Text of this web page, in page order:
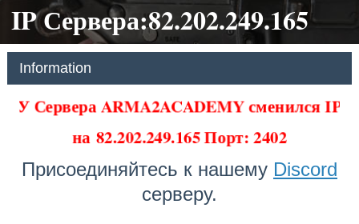
IP Сервера:82.202.249.165
Information
У Сервера ARMA2ACADEMY сменился IP
на 82.202.249.165 Порт: 2402
Присоединяйтесь к нашему Discord
серверу.